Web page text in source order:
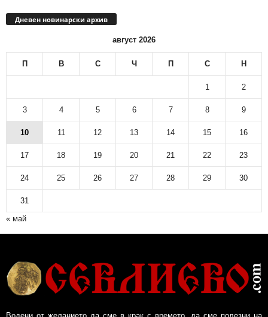
Дневен новинарски архив
август 2026
П В С Ч П С Н
1 2
3 4 5 6 7 8 9
10 11 12 13 14 15 16
17 18 19 20 21 22 23
24 25 26 27 28 29 30
31
« май